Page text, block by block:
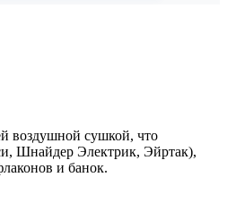
воздушной сушкой, что
Шнайдер Электрик, Эйртак),
и банок.